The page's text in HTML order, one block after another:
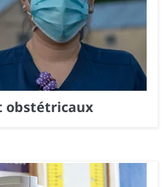
obstétricaux